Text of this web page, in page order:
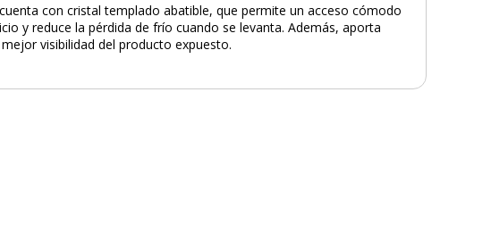
con cristal templado abatible, que permite un acceso cómodo
y reduce la pérdida de frío cuando se levanta. Además, aporta
visibilidad del producto expuesto.